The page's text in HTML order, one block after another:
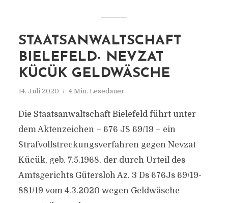
STAATSANWALTSCHAFT
BIELEFELD- NEVZAT
KÜCÜK GELDWÄSCHE
14. Juli 2020 4 Min. Lesedauer
Die Staatsanwaltschaft Bielefeld führt unter
dem Aktenzeichen – 676 JS 69/19 – ein
Strafvollstreckungsverfahren gegen Nevzat
Kücük, geb. 7.5.1968, der durch Urteil des
Amtsgerichts Gütersloh Az. 3 Ds 676Js 69/19-
881/19 vom 4.3.2020 wegen Geldwäsche